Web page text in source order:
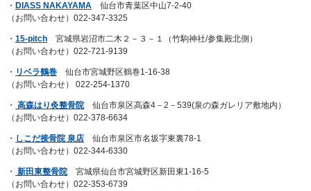
・ DIASS NAKAYAMA 仙台市青葉区中山7-2-40
（お問い合わせ）022-347-3325
・ 15-pitch 宮城県岩沼市二木２－３－１（竹駒神社/参集殿北側）
（お問い合わせ）022-721-9139
・ リベラ鶴巻 仙台市宮城野区鶴巻1-16-38
（お問い合わせ） 022-254-1370
・ 高森はり灸整骨院 仙台市泉区高森4－2－539(泉の森ガレリア敷地内）
（お問い合わせ）022-378-6634
・ しこだ接骨院 泉店 仙台市泉区市名坂字東裏78-1
（お問い合わせ）022-344-6330
・ 新田東整骨院 宮城県仙台市宮城野区新田東1-16-5
（お問い合わせ）022-353-6739